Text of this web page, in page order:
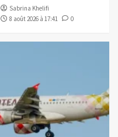
Sabrina Khelifi
8 août 2026 à 17:41
0